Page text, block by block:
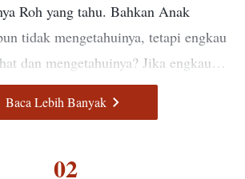
Roh yang tahu. Bahkan Anak
tidak mengetahuinya, tetapi engkau
dan mengetahuinya? Jika engkau
dan melihat dengan matamu sendiri,
ucapan tersebut? Dan apa yang
yang tahu, tidak juga malaikat di
Pekerjaan Tuhan (3)”
telinga, hendaklah dia
Baca Lebih Banyak
02